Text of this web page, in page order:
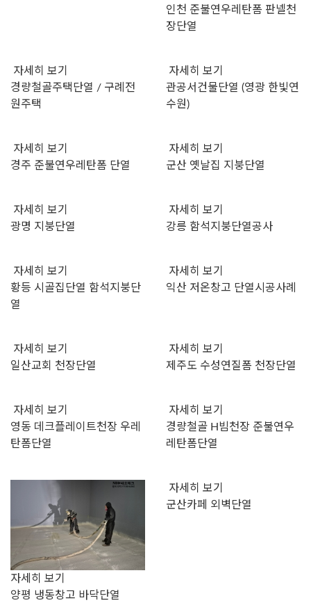
인천 준불연우레탄폼 판넬천
장단열
자세히 보기
경량철골주택단열 / 구례전
원주택
자세히 보기
관공서건물단열 (영광 한빛연
수원)
자세히 보기
경주 준불연우레탄폼 단열
자세히 보기
군산 옛날집 지붕단열
자세히 보기
광명 지붕단열
자세히 보기
강릉 함석지붕단열공사
자세히 보기
황등 시골집단열 함석지붕단
열
자세히 보기
익산 저온창고 단열시공사례
자세히 보기
일산교회 천장단열
자세히 보기
제주도 수성연질폼 천장단열
자세히 보기
영동 데크플레이트천장 우레
탄폼단열
자세히 보기
경량철골 H빔천장 준불연우
레탄폼단열
자세히 보기
양평 냉동창고 바닥단열
자세히 보기
군산카페 외벽단열